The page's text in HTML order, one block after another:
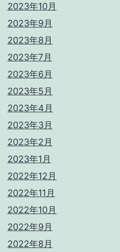
2023年10月
2023年9月
2023年8月
2023年7月
2023年6月
2023年5月
2023年4月
2023年3月
2023年2月
2023年1月
2022年12月
2022年11月
2022年10月
2022年9月
2022年8月